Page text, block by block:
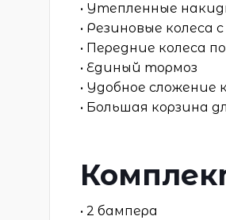
• Утепленные
• Резиновые
• Передние колеса
• Единый тормоз
• Удобное сложение
• Большая корзина
• 2 бампера